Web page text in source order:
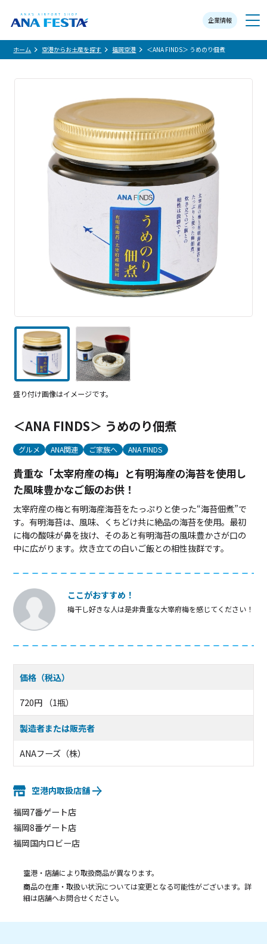
企業情報
メニュー
ホーム 空港からお土産を探す 福岡空港 ＜ANA FINDS＞ うめのり佃煮
盛り付け画像はイメージです。
＜ANA FINDS＞ うめのり佃煮
グルメ ANA関連 ご家族へ ANA FINDS
貴重な「太宰府産の梅」と有明海産の海苔を使用し
た風味豊かなご飯のお供！
太宰府産の梅と有明海産海苔をたっぷりと使った“海苔佃煮”で
す。有明海苔は、風味、くちどけ共に絶品の海苔を使用。最初
に梅の酸味が鼻を抜け、そのあと有明海苔の風味豊かさが口の
中に広がります。炊き立ての白いご飯との相性抜群です。
ここがおすすめ！
梅干し好きな人は是非貴重な大宰府梅を感じてください！
価格（税込）
720円 （1瓶）
製造者または販売者
ANAフーズ（株）
空港内取扱店舗
福岡7番ゲート店
福岡8番ゲート店
福岡国内ロビー店
空港・店舗により取扱商品が異なります。
商品の在庫・取扱い状況については変更となる可能性がございます。詳
細は店舗へお問合せください。